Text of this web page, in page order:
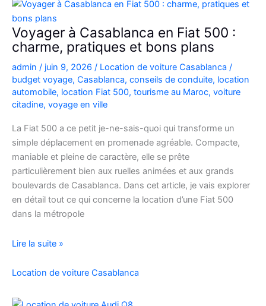
Picanto
à
Casablanca
vos
déplacements
Voyager à Casablanca en Fiat 500 :
charme, pratiques et bons plans
admin / juin 9, 2026 / Location de voiture Casablanca /
budget voyage, Casablanca, conseils de conduite, location
automobile, location Fiat 500, tourisme au Maroc, voiture
citadine, voyage en ville
La Fiat 500 a ce petit je-ne-sais-quoi qui transforme un
simple déplacement en promenade agréable. Compacte,
maniable et pleine de caractère, elle se prête
particulièrement bien aux ruelles animées et aux grands
boulevards de Casablanca. Dans cet article, je vais explorer
en détail tout ce qui concerne la location d’une Fiat 500
dans la métropole
Voyager
Casablanca
Fiat
Lire la suite »
Location de voiture Casablanca